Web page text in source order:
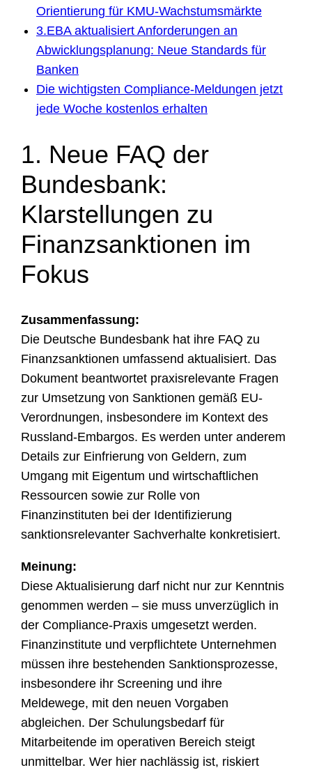
Orientierung für KMU-Wachstumsmärkte
3.EBA aktualisiert Anforderungen an
Abwicklungsplanung: Neue Standards für
Banken
Die wichtigsten Compliance-Meldungen jetzt
jede Woche kostenlos erhalten
1. Neue FAQ der
Bundesbank:
Klarstellungen zu
Finanzsanktionen im
Fokus
Zusammenfassung:
Die Deutsche Bundesbank hat ihre FAQ zu
Finanzsanktionen umfassend aktualisiert. Das
Dokument beantwortet praxisrelevante Fragen
zur Umsetzung von Sanktionen gemäß EU-
Verordnungen, insbesondere im Kontext des
Russland-Embargos. Es werden unter anderem
Details zur Einfrierung von Geldern, zum
Umgang mit Eigentum und wirtschaftlichen
Ressourcen sowie zur Rolle von
Finanzinstituten bei der Identifizierung
sanktionsrelevanter Sachverhalte konkretisiert.
Meinung:
Diese Aktualisierung darf nicht nur zur Kenntnis
genommen werden – sie muss unverzüglich in
der Compliance-Praxis umgesetzt werden.
Finanzinstitute und verpflichtete Unternehmen
müssen ihre bestehenden Sanktionsprozesse,
insbesondere ihr Screening und ihre
Meldewege, mit den neuen Vorgaben
abgleichen. Der Schulungsbedarf für
Mitarbeitende im operativen Bereich steigt
unmittelbar. Wer hier nachlässig ist, riskiert